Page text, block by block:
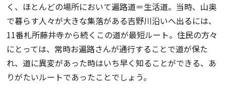
く、ほとんどの場所において遍路道＝生活道。当時、山奥
で暮らす人々が大きな集落がある吉野川沿いへ出るには、
11番札所藤井寺から続くこの道が最短ルート。住民の方々
にとっては、常時お遍路さんが通行することで道が保た
れ、道に異変があった時はいち早く知ることができる、あ
りがたいルートであったことでしょう。